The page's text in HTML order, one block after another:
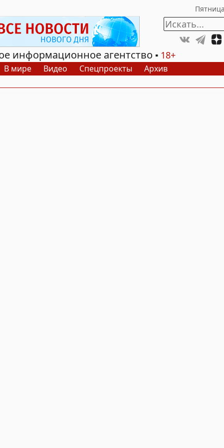
информационное агентство
18+
В мире Видео Спецпроекты Архив